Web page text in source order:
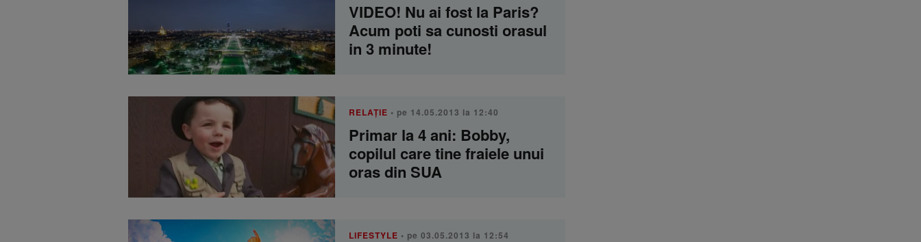
VIDEO! Nu ai fost la Paris?
Acum poti sa cunosti orasul
in 3 minute!
RELAŢIE • pe 14.05.2013 la 12:40
Primar la 4 ani: Bobby,
copilul care tine fraiele unui
oras din SUA
LIFESTYLE • pe 03.05.2013 la 12:54